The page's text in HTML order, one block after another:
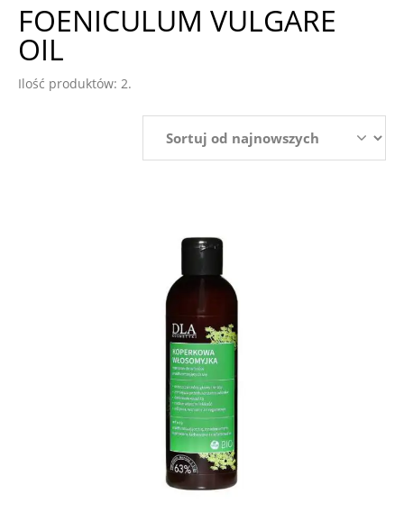
FOENICULUM VULGARE
OIL
Ilość produktów: 2.